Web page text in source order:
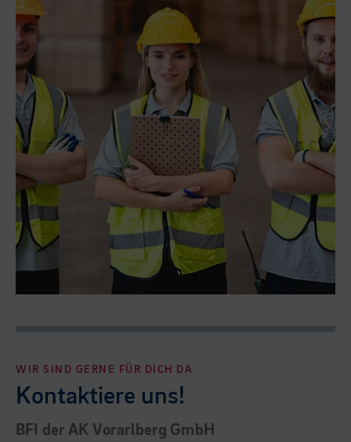
WIR SIND GERNE FÜR DICH DA
Kontaktiere uns!
BFI der AK Vorarlberg GmbH